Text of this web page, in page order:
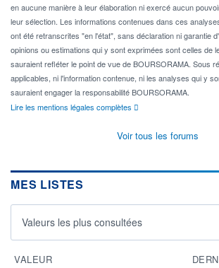
en aucune manière à leur élaboration ni exercé aucun
leur sélection. Les informations contenues dans ces
ont été retranscrites "en l'état", sans déclaration ni garantie
opinions ou estimations qui y sont exprimées sont celles de
sauraient refléter le point de vue de BOURSORAMA. Sous
applicables, ni l'information contenue, ni les analyses qui y
sauraient engager la responsabilité BOURSORAMA.
Lire les mentions légales complètes
Voir tous les forums
MES LISTES
Valeurs les plus consultées
VALEUR